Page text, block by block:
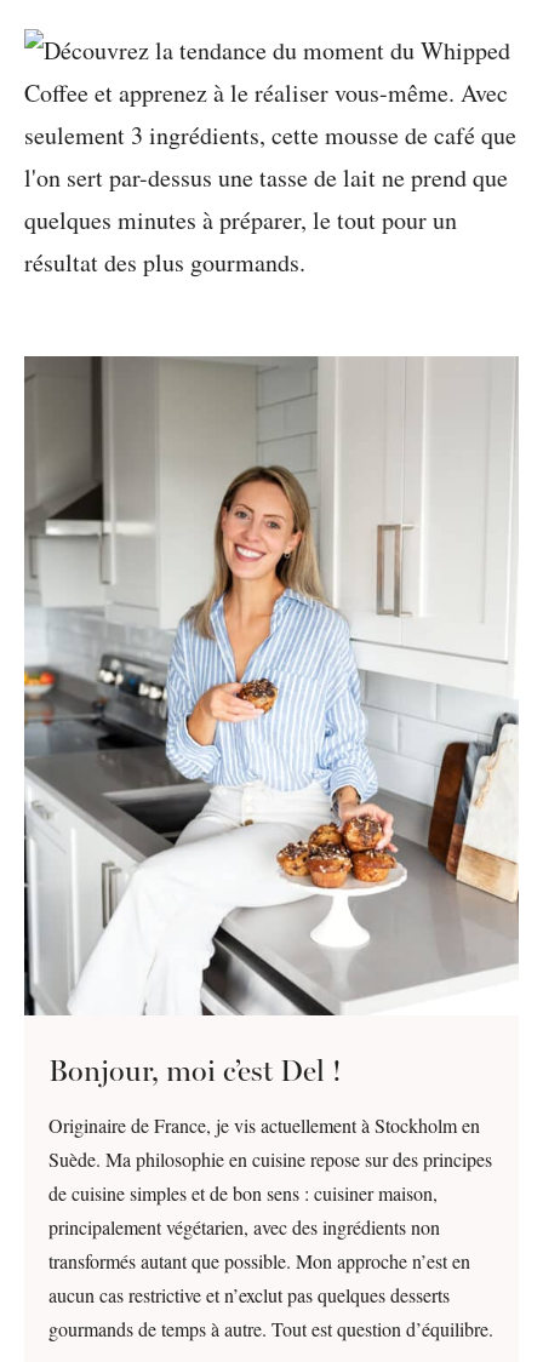
Bonjour, moi c’est Del !
Originaire de France, je vis actuellement à Stockholm en
Suède. Ma philosophie en cuisine repose sur des principes
de cuisine simples et de bon sens : cuisiner maison,
principalement végétarien, avec des ingrédients non
transformés autant que possible. Mon approche n’est en
aucun cas restrictive et n’exclut pas quelques desserts
gourmands de temps à autre. Tout est question d’équilibre.